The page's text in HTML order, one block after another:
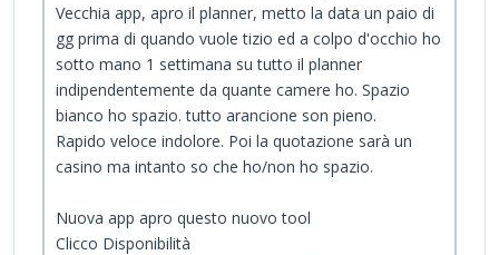
Vecchia app, apro il planner, metto la data un paio di
gg prima di quando vuole tizio ed a colpo d'occhio ho
sotto mano 1 settimana su tutto il planner
indipendentemente da quante camere ho. Spazio
bianco ho spazio. tutto arancione son pieno.
Rapido veloce indolore. Poi la quotazione sarà un
casino ma intanto so che ho/non ho spazio.
Nuova app apro questo nuovo tool
Clicco Disponibilità